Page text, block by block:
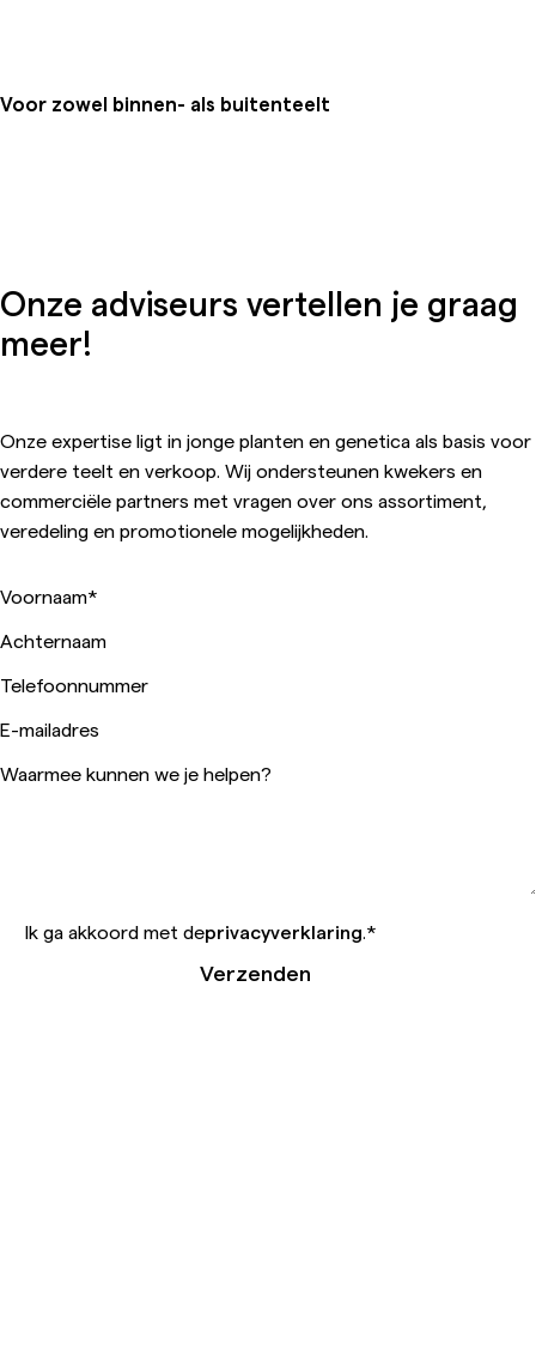
Voor zowel binnen- als buitenteelt
Onze adviseurs vertellen je graag
meer!
Onze expertise ligt in jonge planten en genetica als basis voor
verdere teelt en verkoop. Wij ondersteunen kwekers en
commerciële partners met vragen over ons assortiment,
veredeling en promotionele mogelijkheden.
Voornaam*
Achternaam
Telefoonnummer
E-mailadres
Waarmee kunnen we je helpen?
Ik ga akkoord met deprivacyverklaring.*
Verzenden